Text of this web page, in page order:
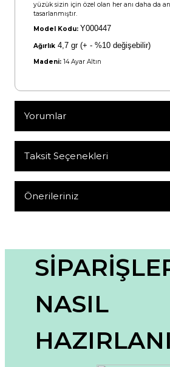
yüzük sizin için özel olan her anı daha da
tasarlanmıştır.
Model Kodu: Y000447
Ağırlık 4,7 gr (+ - %10 değişebilir)
Madeni: 14 Ayar Altın
Yorumlar
Bu ürüne ilk yorumu siz
Taksit Seçenekleri
Önerileriniz
Görüş ve önerileriniz için teşekkür
Ürün resmi kalitesiz, bozuk veya
Ürün açıklamasında eksik bilgiler
Ürün fiyatı diğer sitelerden daha pahalı.
Bu ürüne benzer farklı alternatifler
NASIL